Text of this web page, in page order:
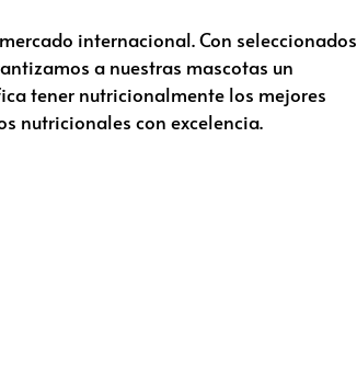
internacional. Con seleccionados
a nuestras mascotas un
tener nutricionalmente los mejores
nutricionales con excelencia.